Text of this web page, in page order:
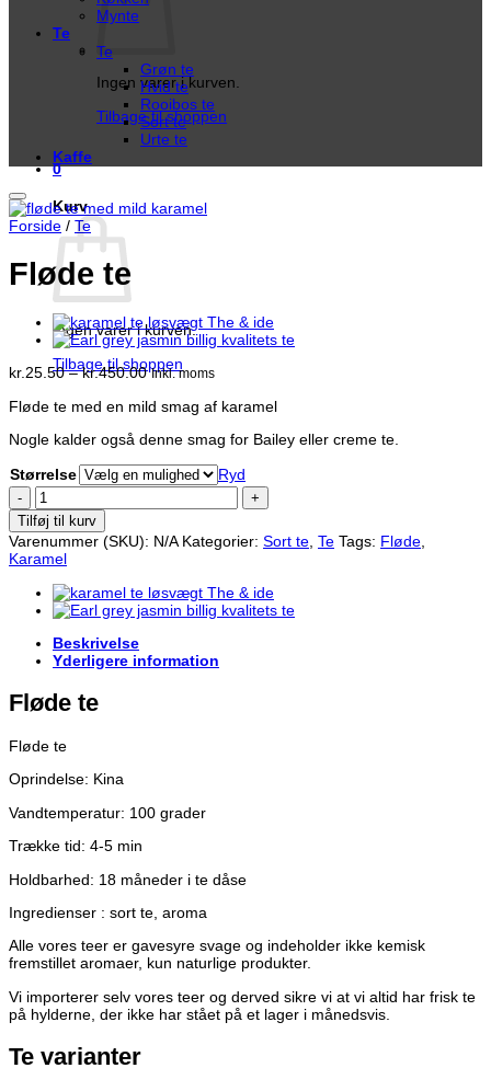
Ingen varer i kurven.
Tilbage til shoppen
0
Kurv
Ingen varer i kurven.
Tilbage til shoppen
Mynte
Te
Te
Grøn te
Hvid te
Rooibos te
Sort te
Urte te
Kaffe
Forside / Te
Fløde te
kr.25.50 – kr.450.00Prisinterval:
til
Inkl. moms
Fløde te med en mild smag af karamel
Nogle kalder også denne smag for Bailey eller creme te.
Størrelse
Ryd
Fløde
te
antal
Tilføj til kurv
Varenummer (SKU): N/A Kategorier: Sort te, Te Tags: Fløde,
Karamel
Beskrivelse
Yderligere information
Fløde te
Fløde te
Oprindelse: Kina
Vandtemperatur: 100 grader
Trække tid: 4-5 min
Holdbarhed: 18 måneder i te dåse
Ingredienser : sort te, aroma
Alle vores teer er gavesyre svage og indeholder ikke kemisk
fremstillet aromaer, kun naturlige produkter.
Vi importerer selv vores teer og derved sikre vi at vi altid har frisk te
på hylderne, der ikke har stået på et lager i månedsvis.
Te varianter